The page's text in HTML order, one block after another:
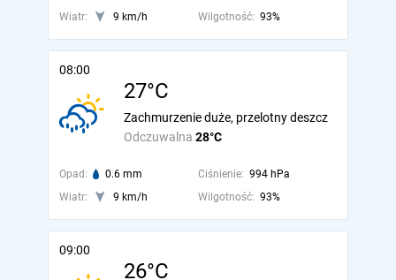
Wiatr: 9 km/h Wilgotność: 93%
08:00
27°C
Odczuwalna 28°C
Zachmurzenie duże, przelotny deszcz
Opad: 0.6 mm Ciśnienie: 994 hPa
Wiatr:
9 km/h Wilgotność: 93%
09:00
26°C